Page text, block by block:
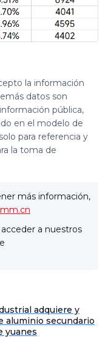
la información
datos son
pública,
en el modelo de
para referencia y
la toma de
más información,
a nuestros
adquiere y
aluminio secundario
yuanes